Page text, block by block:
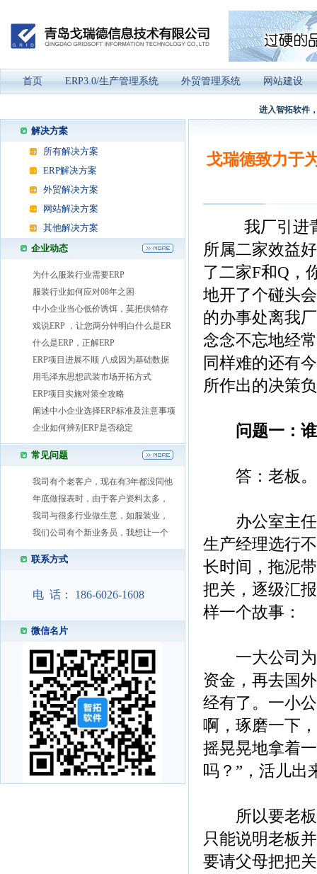
首页 ERP3.0/生产管理系统 外贸管理系统 网站建设
进入智拓软件，
戈瑞德致力于
我厂引进
所属二家效益
了二家F和Q，
地开了个碰头
的办事处离我
念念不忘地经
同样难的还有
所作出的决策
问题一：
答：老板。
办公室主任
生产经理选行
长时间，拖泥
把关，逐级汇
样一个故事：
一大公司为
资金，再去国
经有了。一小
啊，琢磨一下
摇晃晃地拿着
吗？”，活儿出
所以要老板
只能说明老板
要请父母把把
解决方案
所有解决方案
ERP解决方案
外贸解决方案
网站解决方案
其他解决方案
企业动态
为什么服装行业需要ERP
服装行业如何应对08年之困
中小企业当心低价诱饵，莫把供销存
戏说ERP ，让您两分钟明白什么是ER
什么是ERP，正解ERP
ERP项目进展不顺 八成因为基础数据
用毛泽东思想武装市场开拓方式
ERP项目实施对策全攻略
阐述中小企业选择ERP标准及注意事项
企业如何辨别ERP是否稳定
常见问题
我司有个老客户，现在有3年都没同他
年底做报表时，由于客户资料太多，
我司与很多行业做生意，如服装业，
我们公司有个新业务员，我想让一个
联系方式
电 话： 186-6026-1608
微信名片